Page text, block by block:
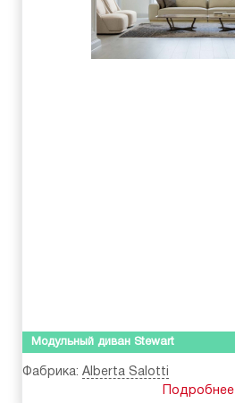
Модульный диван Stewart
Фабрика: Alberta Salotti
Подробнее